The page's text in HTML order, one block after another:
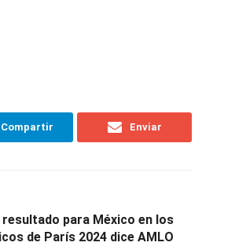
Compartir Enviar
resultado para México en los
de París 2024 dice AMLO